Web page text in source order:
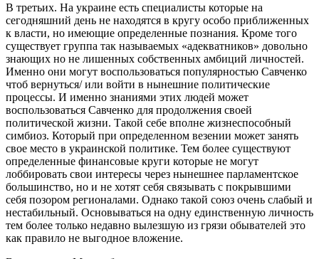
В третьих. На украине есть специалисты которые на
сегодняшний день не находятся в кругу особо приближенных
к власти, но имеющие определенные познания. Кроме того
существует группа так называемых «адекватников» довольно
знающих но не лишенных собственных амбиций личностей.
Именно они могут воспользоваться популярностью Савченко
чтоб вернуться/ или войти в нынешние политические
процессы. И именно знаниями этих людей может
воспользоваться Савченко для продолжения своей
политической жизни. Такой себе вполне жизнеспособный
симбиоз. Который при определенном везении может занять
свое место в украинской политике. Тем более существуют
определенные финансовые круги которые не могут
лоббировать свои интересы через нынешнее парламентское
большинство, но и не хотят себя связывать с покрывшими
себя позором регионалами. Однако такой союз очень слабый и
нестабильный. Основываться на одну единственную личность
тем более только недавно вылезшую из грязи обывателей это
как правило не выгодное вложение.